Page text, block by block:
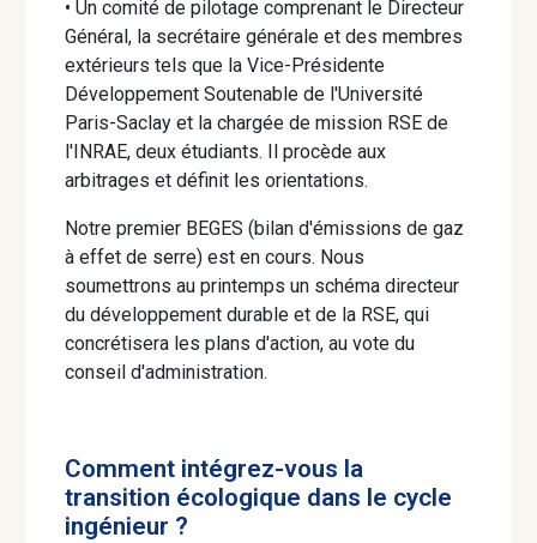
• Un comité de pilotage comprenant le Directeur
Général, la secrétaire générale et des membres
extérieurs tels que la Vice-Présidente
Développement Soutenable de l'Université
Paris-Saclay et la chargée de mission RSE de
l'INRAE, deux étudiants. Il procède aux
arbitrages et définit les orientations.
Notre premier BEGES (bilan d'émissions de gaz
à effet de serre) est en cours. Nous
soumettrons au printemps un schéma directeur
du développement durable et de la RSE, qui
concrétisera les plans d'action, au vote du
conseil d'administration.
Comment intégrez-vous la
transition écologique dans le cycle
ingénieur ?